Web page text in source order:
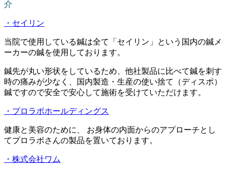
介
・セイリン
当院で使用している鍼は全て「セイリン」という国内の鍼メ
ーカーの鍼を使用しております。
鍼先が丸い形状をしているため、他社製品に比べて鍼を刺す
時の痛みが少なく、国内製造・生産の使い捨て（ディスポ）
鍼ですので安全で安心して施術を受けていただけます。
・プロラボホールディングス
健康と美容のために、 お身体の内面からのアプローチとし
てプロラボさんの製品を置いております。
・株式会社ワム